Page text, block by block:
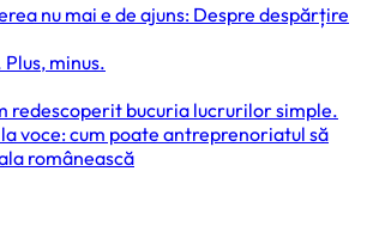
nu mai e de ajuns: Despre despărțire
minus.
redescoperit bucuria lucrurilor simple.
voce: cum poate antreprenoriatul să
românească